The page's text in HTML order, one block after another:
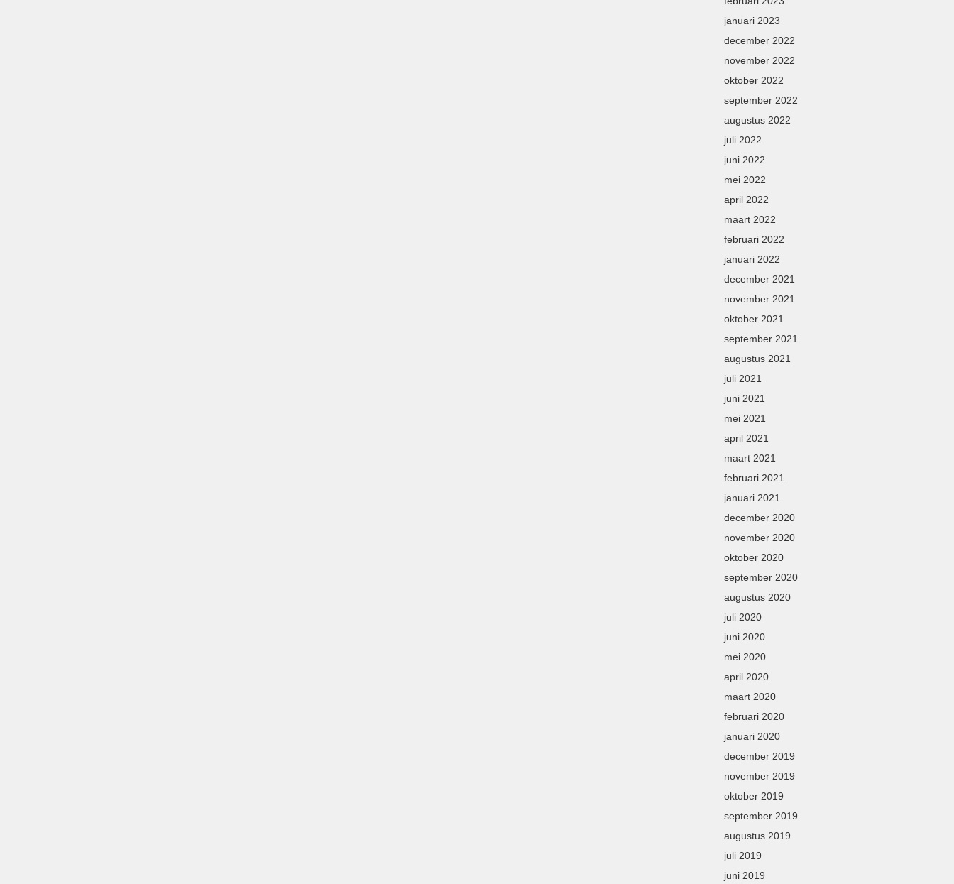
januari 2023
december 2022
november 2022
oktober 2022
september 2022
augustus 2022
juli 2022
juni 2022
mei 2022
april 2022
maart 2022
februari 2022
januari 2022
december 2021
november 2021
oktober 2021
september 2021
augustus 2021
juli 2021
juni 2021
mei 2021
april 2021
maart 2021
februari 2021
januari 2021
december 2020
november 2020
oktober 2020
september 2020
augustus 2020
juli 2020
juni 2020
mei 2020
april 2020
maart 2020
februari 2020
januari 2020
december 2019
november 2019
oktober 2019
september 2019
augustus 2019
juli 2019
juni 2019